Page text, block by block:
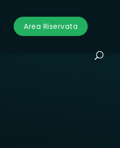
Area Riservata